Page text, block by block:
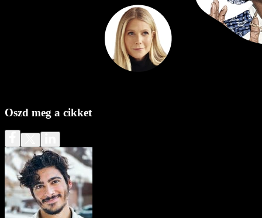
Oszd meg a cikket